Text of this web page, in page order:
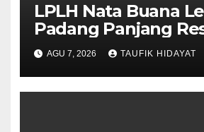
LPLH Nata Buana
Padang Panjang
Dilantik, Diharapkan
Sinergi Pelestarian
Lingkungan
AGU 7, 2026 TAUFIK HIDAYAT